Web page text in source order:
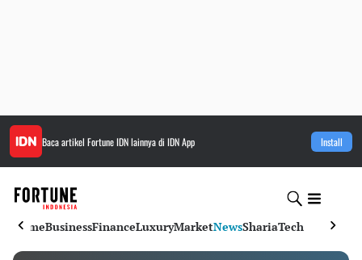
Baca artikel Fortune IDNlainnya di IDN App Install
HomeBusinessFinanceLuxuryMarketNewsShariaTech